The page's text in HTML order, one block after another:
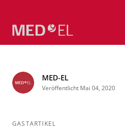
MED-EL
Veröffentlicht Mai 04, 2020
GASTARTIKEL